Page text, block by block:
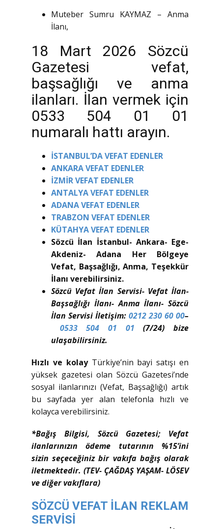
Muteber Sumru KAYMAZ – Anma
İlanı,
18 Mart 2026 Sözcü
Gazetesi vefat,
başsağlığı ve anma
ilanları. İlan vermek için
0533 504 01 01
numaralı hattı arayın.
İSTANBUL’DA VEFAT EDENLER
ANKARA VEFAT EDENLER
İZMİR VEFAT EDENLER
ANTALYA VEFAT EDENLER
ADANA VEFAT EDENLER
TRABZON VEFAT EDENLER
KÜTAHYA VEFAT EDENLER
Sözcü İlan İstanbul- Ankara- Ege-
Akdeniz- Adana Her Bölgeye
Vefat, Başsağlığı, Anma, Teşekkür
İlanı verebilirsiniz.
Sözcü Vefat İlan Servisi- Vefat İlan-
Başsağlığı İlanı- Anma İlanı- Sözcü
İlan Servisi İletişim: 0212 230 60 00–
0533 504 01 01 (7/24) bize
ulaşabilirsiniz.
Hızlı ve kolayTürkiye’nin bayi satışı en
yüksek gazetesi olan Sözcü Gazetesi’nde
sosyal ilanlarınızı (Vefat, Başsağlığı) artık
bu sayfada yer alan telefonla hızlı ve
kolayca verebilirsiniz.
*Bağış Bilgisi, Sözcü Gazetesi; Vefat
ilanlarınızın ödeme tutarının %15’ini
sizin seçeceğiniz bir vakıfa bağış olarak
iletmektedir. (TEV- ÇAĞDAŞ YAŞAM- LÖSEV
ve diğer vakıflara)
SÖZCÜ VEFAT İLAN REKLAM
SERVİSİ